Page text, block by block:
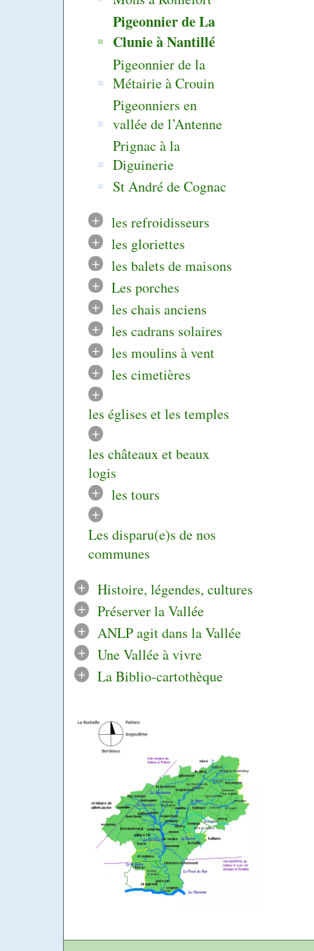
Pigeonnier de La
Clunie à Nantillé
Pigeonnier de la
Métairie à Crouin
Pigeonniers en
vallée de l’Antenne
Prignac à la
Diguinerie
St André de Cognac
+
les refroidisseurs
+
les gloriettes
+
les balets de maisons
+
Les porches
+
les chais anciens
+
les cadrans solaires
+
les moulins à vent
+
les cimetières
+
les églises et les temples
+
les châteaux et beaux
logis
+
les tours
+
Les disparu(e)s de nos
communes
+
Histoire, légendes, cultures
+
Préserver la Vallée
+
ANLP agit dans la Vallée
+
Une Vallée à vivre
+
La Biblio-cartothèque